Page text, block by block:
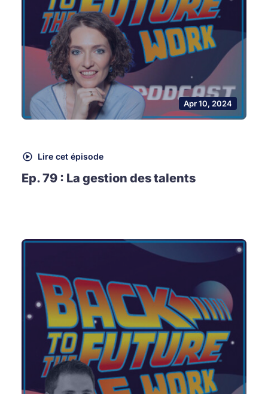
Apr 10, 2024
Lire cet épisode
Ep. 79 : La gestion des talents